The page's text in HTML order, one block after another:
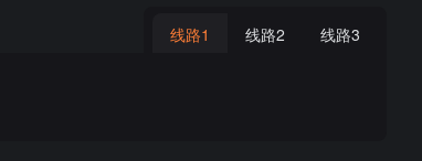
线路1 线路2 线路3